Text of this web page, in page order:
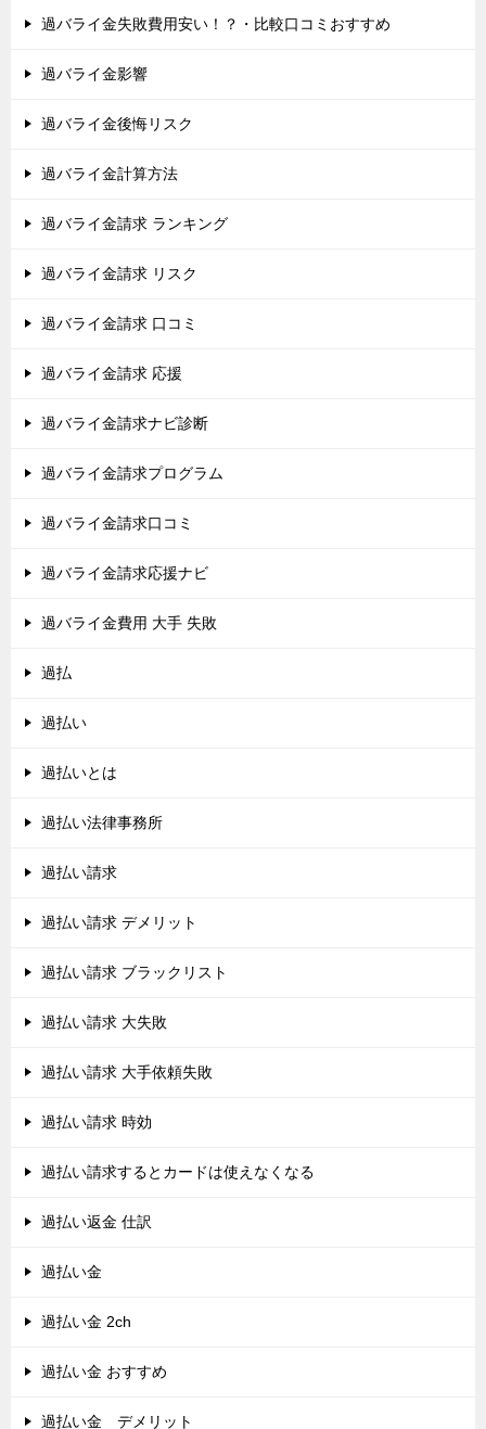
過バライ金失敗費用安い！？・比較口コミおすすめ
過バライ金影響
過バライ金後悔リスク
過バライ金計算方法
過バライ金請求 ランキング
過バライ金請求 リスク
過バライ金請求 口コミ
過バライ金請求 応援
過バライ金請求ナビ診断
過バライ金請求プログラム
過バライ金請求口コミ
過バライ金請求応援ナビ
過バライ金費用 大手 失敗
過払
過払い
過払いとは
過払い法律事務所
過払い請求
過払い請求 デメリット
過払い請求 ブラックリスト
過払い請求 大失敗
過払い請求 大手依頼失敗
過払い請求 時効
過払い請求するとカードは使えなくなる
過払い返金 仕訳
過払い金
過払い金 2ch
過払い金 おすすめ
過払い金 デメリット